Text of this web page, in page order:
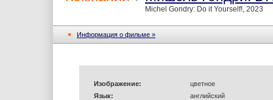
Michel Gondry: Do it Yourself!, 2023
Информация o фильме »
Изображение:
цветное
Язык:
английский